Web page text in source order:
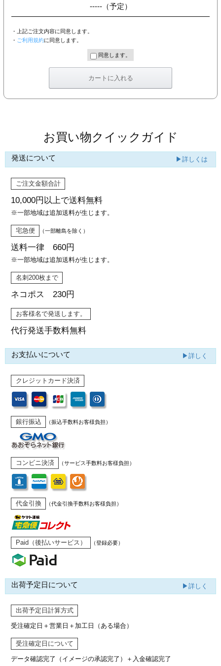
-----（予定）
・上記ご注文内容に同意します。
・ ご利用規約に同意します。
同意します。
お買い物クイックガイド
発送について ▶詳しくは
ご注文金額合計
10,000円以上で送料無料
※一部地域は追加送料が生じます。
宅急便 （一部離島を除く）
送料一律 660円
※一部地域は追加送料が生じます。
名刺200枚まで
ネコポス 230円
お客様名で発送します。
代行発送手数料無料
お支払いについて ▶詳しく
クレジットカード決済
銀行振込 （振込手数料お客様負担）
コンビニ決済 （サービス手数料お客様負担）
代金引換 （代金引換手数料お客様負担）
Paid（後払いサービス） （登録必要）
出荷予定日について ▶詳しく
出荷予定日計算方式
受注確定日＋営業日＋加工日（ある場合）
受注確定日について
データ確認完了（イメージの承認完了） ＋入金確認完了